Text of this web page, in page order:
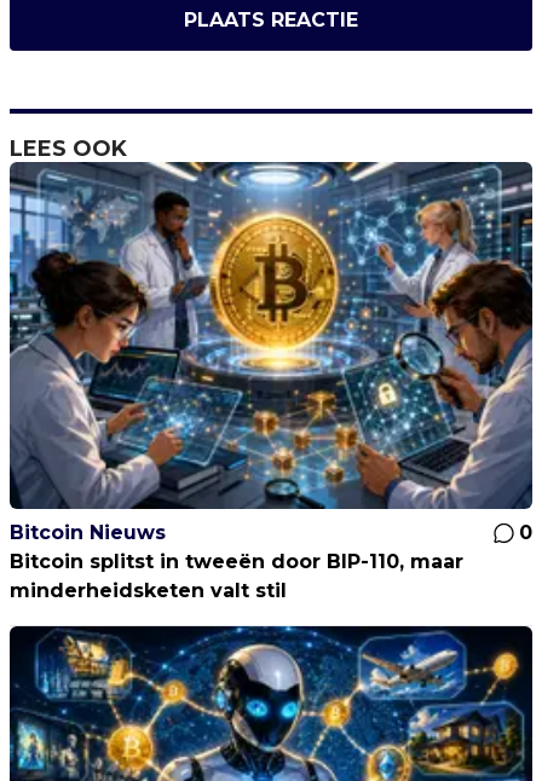
PLAATS REACTIE
LEES OOK
Bitcoin Nieuws
0
Bitcoin splitst in tweeën door BIP-110, maar
minderheidsketen valt stil